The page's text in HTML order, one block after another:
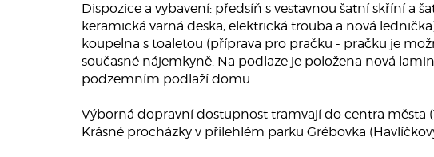
Dispozice a vybavení: předsíň s vestavnou šatní skříní a
keramická varná deska, elektrická trouba a nová
koupelna s toaletou (příprava pro pračku - pračku je
současné nájemkyně. Na podlaze je položena nová
podzemním podlaží domu.
Výborná dopravní dostupnost tramvají do centra města
Krásné procházky v přilehlém parku Grébovka